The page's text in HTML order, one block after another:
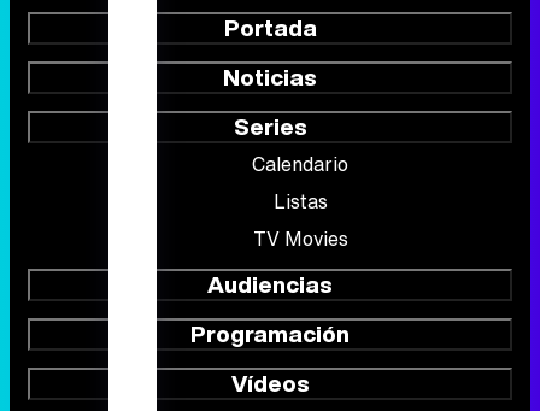
Portada
Noticias
Series
Calendario
Listas
TV Movies
Audiencias
Programación
Vídeos